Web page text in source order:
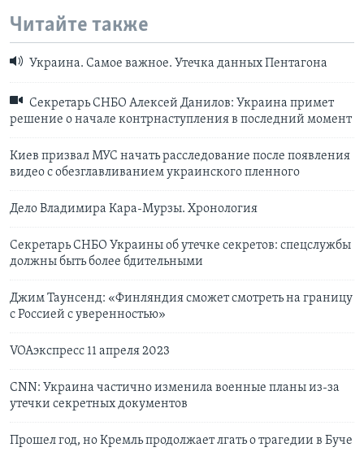
Читайте также
Украина. Самое важное. Утечка данных Пентагона
Секретарь СНБО Алексей Данилов: Украина примет
решение о начале контрнаступления в последний момент
Киев призвал МУС начать расследование после появления
видео с обезглавливанием украинского пленного
Дело Владимира Кара-Мурзы. Хронология
Секретарь СНБО Украины об утечке секретов: спецслужбы
должны быть более бдительными
Джим Таунсенд: «Финляндия сможет смотреть на границу
с Россией с уверенностью»
VOAэкспресс 11 апреля 2023
CNN: Украина частично изменила военные планы из-за
утечки секретных документов
Прошел год, но Кремль продолжает лгать о трагедии в Буче